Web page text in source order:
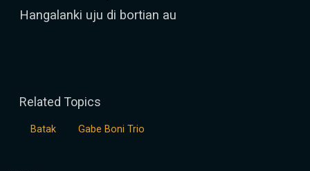
Hangalanki uju di bortian au
Related Topics
Batak Gabe Boni Trio